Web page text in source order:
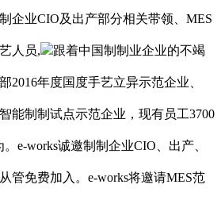
企业CIO及出产部分相关带领、MES
人员, 跟着中国制制业企业的不竭
2016年度国度手艺立异示范企业、
能制制试点示范企业，现有员工3700
e-works诚邀制制企业CIO、出产、
管免费加入。e-works将邀请MES范